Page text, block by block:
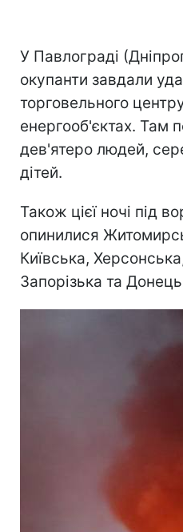
У Павлограді
окупанти завдали
торговельного
енергооб'єктах. Там
дев'ятеро людей,
дітей.
Також цієї ночі під
опинилися
Київська,
Запорізька та